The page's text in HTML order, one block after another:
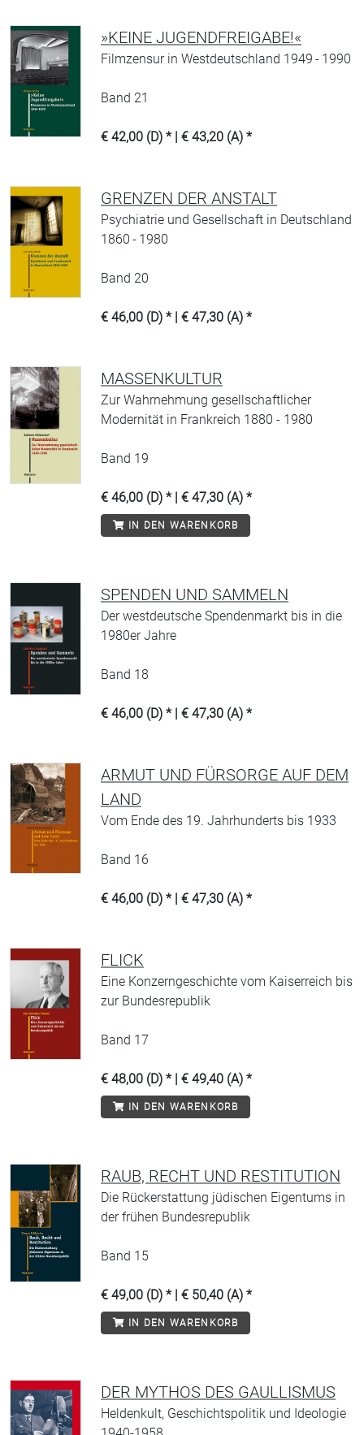
»KEINE JUGENDFREIGABE!«
Filmzensur in Westdeutschland 1949 - 1990
Band 21
€ 42,00 (D) * | € 43,20 (A) *
GRENZEN DER ANSTALT
Psychiatrie und Gesellschaft in Deutschland
1860 - 1980
Band 20
€ 46,00 (D) * | € 47,30 (A) *
MASSENKULTUR
Zur Wahrnehmung gesellschaftlicher
Modernität in Frankreich 1880 - 1980
Band 19
€ 46,00 (D) * | € 47,30 (A) *
IN DEN WARENKORB
SPENDEN UND SAMMELN
Der westdeutsche Spendenmarkt bis in die
1980er Jahre
Band 18
€ 46,00 (D) * | € 47,30 (A) *
ARMUT UND FÜRSORGE AUF DEM
LAND
Vom Ende des 19. Jahrhunderts bis 1933
Band 16
€ 46,00 (D) * | € 47,30 (A) *
FLICK
Eine Konzerngeschichte vom Kaiserreich bis
zur Bundesrepublik
Band 17
€ 48,00 (D) * | € 49,40 (A) *
IN DEN WARENKORB
RAUB, RECHT UND RESTITUTION
Die Rückerstattung jüdischen Eigentums in
der frühen Bundesrepublik
Band 15
€ 49,00 (D) * | € 50,40 (A) *
IN DEN WARENKORB
DER MYTHOS DES GAULLISMUS
Heldenkult, Geschichtspolitik und Ideologie